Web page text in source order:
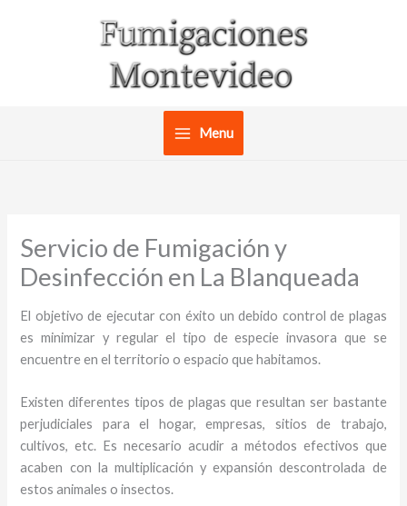
Menu
Servicio de Fumigación y
Desinfección en La Blanqueada
El objetivo de ejecutar con éxito un debido control de plagas
es minimizar y regular el tipo de especie invasora que se
encuentre en el territorio o espacio que habitamos.
Existen diferentes tipos de plagas que resultan ser bastante
perjudiciales para el hogar, empresas, sitios de trabajo,
cultivos, etc. Es necesario acudir a métodos efectivos que
acaben con la multiplicación y expansión descontrolada de
estos animales o insectos.